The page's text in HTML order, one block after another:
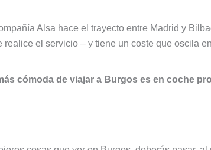
Alsa hace el trayecto entre Madrid y
el servicio – y tiene un coste que oscila
cómoda de viajar a Burgos es en coche